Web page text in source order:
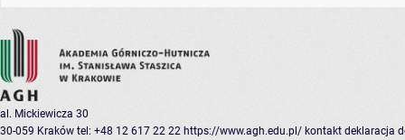
al. Mickiewicza 30
30-059 Kraków tel: +48 12 617 22 22 https://www.agh.edu.pl/ kontakt deklaracja